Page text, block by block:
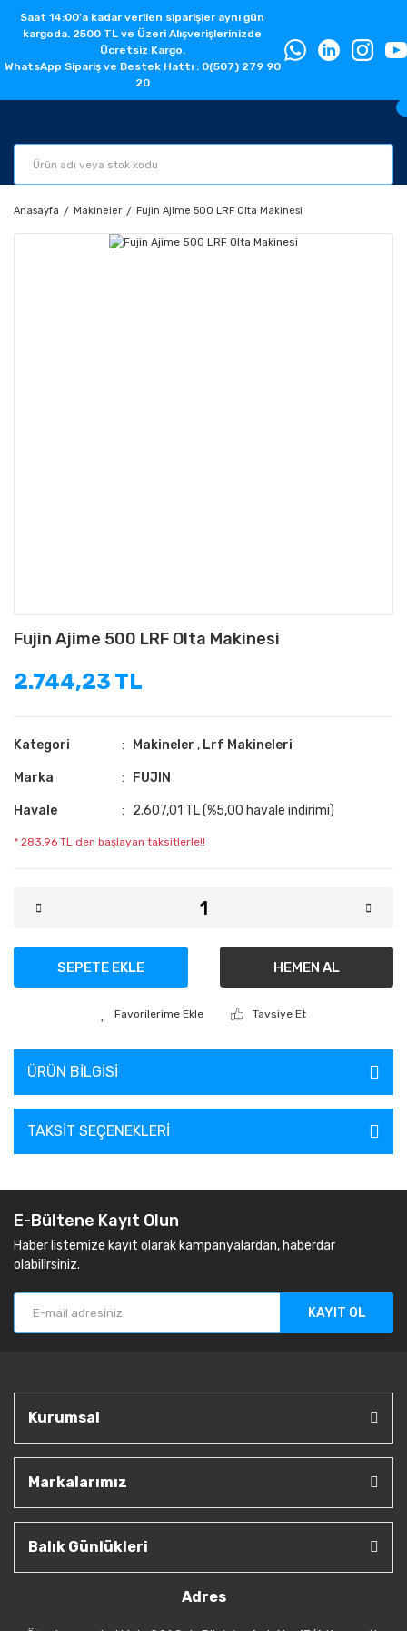
Saat 14:00'a kadar verilen siparişler aynı gün
kargoda. 2500 TL ve Üzeri Alışverişlerinizde
Ücretsiz Kargo.
WhatsApp Sipariş ve Destek Hattı : 0(507) 279 90
20
Anasayfa Makineler Fujin Ajime 500 LRF Olta Makinesi
Fujin Ajime 500 LRF Olta Makinesi
2.744,23 TL
Kategori Makineler , Lrf Makineleri
Marka FUJIN
Havale 2.607,01 TL (%5,00 havale indirimi)
* 283,96 TL den başlayan taksitlerle!!
SEPETE EKLE HEMEN AL
Tavsiye Et
ÜRÜN BILGISI
TAKSIT SEÇENEKLERI
E-Bültene Kayıt Olun
Haber listemize kayıt olarak kampanyalardan, haberdar
olabilirsiniz.
KAYIT OL
Kurumsal
Markalarımız
Balık Günlükleri
Adres